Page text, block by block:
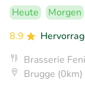
Heute Morgen
8.9
Brasserie
Brugge (0km)